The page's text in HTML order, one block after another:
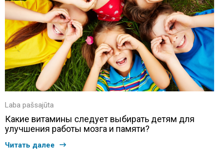
Laba pašsajūta
Какие витамины следует выбирать детям для
улучшения работы мозга и памяти?
Читать далее